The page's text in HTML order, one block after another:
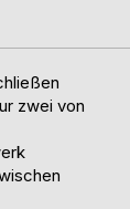
zwei von